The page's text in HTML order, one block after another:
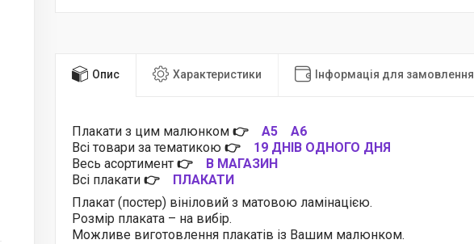
Опис Характеристики Інформація для замовлення
Плакати з цим малюнком 👉 А5
А6
Всі товари за тематикою 👉 19 ДНІВ ОДНОГО ДНЯ
Весь асортимент 👉
В МАГАЗИН
Всі плакати 👉
ПЛАКАТИ
Плакат (постер) вініловий з матовою ламінацією.
Розмір плаката – на вибір.
Можливе виготовлення плакатів із Вашим малюнком.